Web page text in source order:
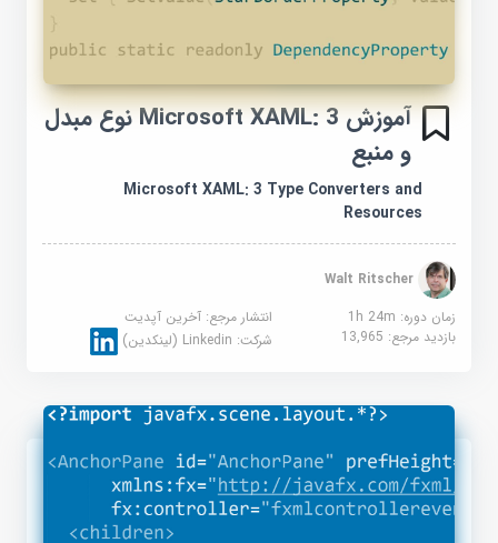
آموزش Microsoft XAML: 3 نوع مبدل
و منبع
Microsoft XAML: 3 Type Converters and
Resources
Walt Ritscher
زمان دوره: 1h 24m
انتشار مرجع:آخرین آپدیت
بازدید مرجع:13,965 شرکت:Linkedin (لینکدین)